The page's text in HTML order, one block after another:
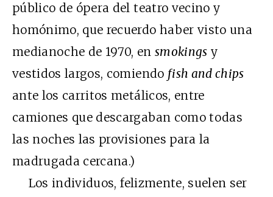
público de ópera del teatro vecino y
homónimo, que recuerdo haber visto una
medianoche de 1970, en smokings y
vestidos largos, comiendo fish and chips
ante los carritos metálicos, entre
camiones que descargaban como todas
las noches las provisiones para la
madrugada cercana.)
Los individuos, felizmente, suelen ser